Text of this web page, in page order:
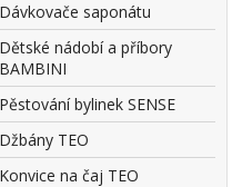
Dávkovače saponátu
Dětské nádobí a příbory
BAMBINI
Pěstování bylinek SENSE
Džbány TEO
Konvice na čaj TEO